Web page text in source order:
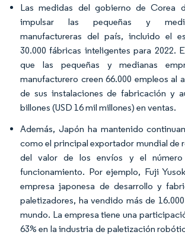
Las medidas del gobierno de Corea
impulsar las pequeñas y
manufactureras del país, incluido el
30.000 fábricas inteligentes para 2022.
que las pequeñas y medianas
manufacturero creen 66.000 empleos al
de sus instalaciones de fabricación y
billones (USD 16 mil millones) en ventas.
Además, Japón ha mantenido
como el principal exportador mundial de
del valor de los envíos y el número
funcionamiento. Por ejemplo, Fuji
empresa japonesa de desarrollo y
paletizadores, ha vendido más de
mundo. La empresa tiene una
63% en la industria de paletización